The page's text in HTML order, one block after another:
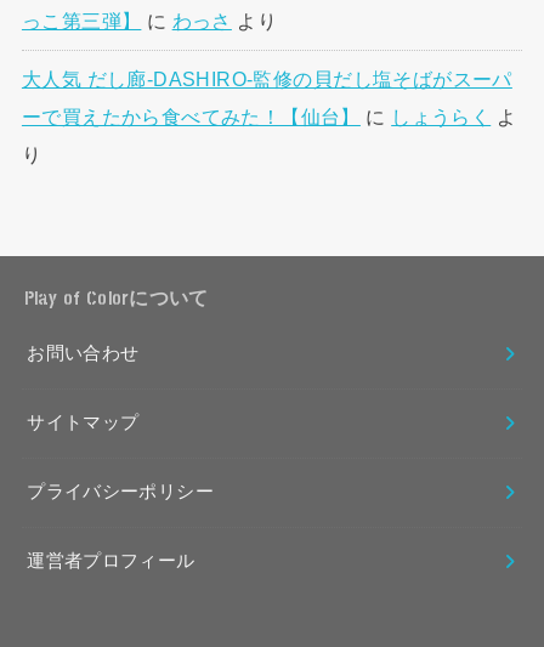
っこ第三弾】
に わっさ より
大人気 だし廊-DASHIRO-監修の貝だし塩そばがスーパ
ーで買えたから食べてみた！【仙台】
に しょうらく
よ
り
Play of Colorについて
お問い合わせ
サイトマップ
プライバシーポリシー
運営者プロフィール